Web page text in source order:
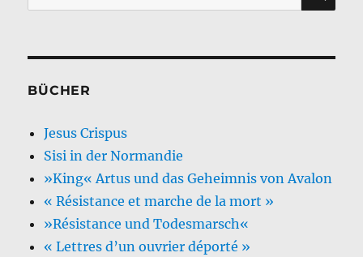
nach:
BÜCHER
Jesus Crispus
Sisi in der Normandie
»King« Artus und das Geheimnis von Avalon
« Résistance et marche de la mort »
»Résistance und Todesmarsch«
« Lettres d’un ouvrier déporté »